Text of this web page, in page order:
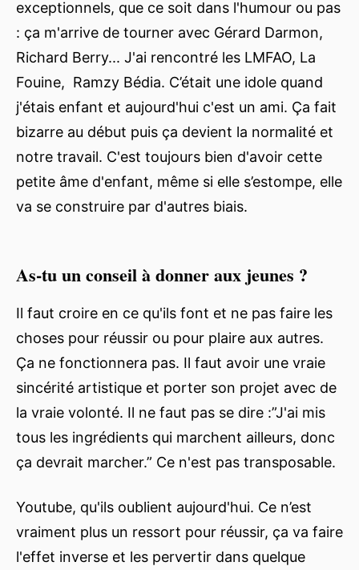
exceptionnels, que ce soit dans l'humour ou pas
: ça m'arrive de tourner avec Gérard Darmon,
Richard Berry... J'ai rencontré les LMFAO, La
Fouine, Ramzy Bédia. C’était une idole quand
j'étais enfant et aujourd'hui c'est un ami. Ça fait
bizarre au début puis ça devient la normalité et
notre travail. C'est toujours bien d'avoir cette
petite âme d'enfant, même si elle s’estompe, elle
va se construire par d'autres biais.
As-tu un conseil à donner aux jeunes ?
Il faut croire en ce qu'ils font et ne pas faire les
choses pour réussir ou pour plaire aux autres.
Ça ne fonctionnera pas. Il faut avoir une vraie
sincérité artistique et porter son projet avec de
la vraie volonté. Il ne faut pas se dire :”J'ai mis
tous les ingrédients qui marchent ailleurs, donc
ça devrait marcher.” Ce n'est pas transposable.
Youtube, qu'ils oublient aujourd'hui. Ce n’est
vraiment plus un ressort pour réussir, ça va faire
l'effet inverse et les pervertir dans quelque